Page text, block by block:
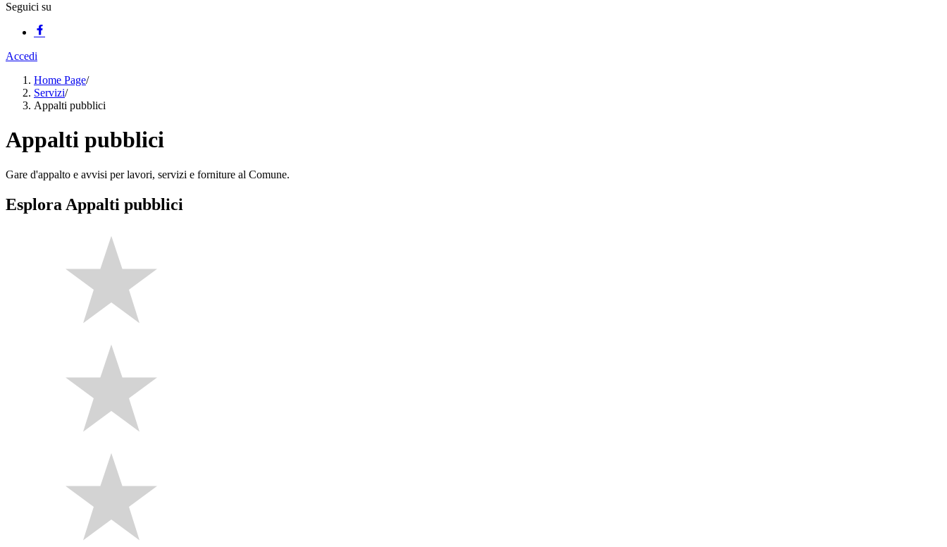
Seguici su
Accedi
Home Page/
Servizi/
Appalti pubblici
Appalti pubblici
Gare d'appalto e avvisi per lavori, servizi e forniture al Comune.
Esplora Appalti pubblici